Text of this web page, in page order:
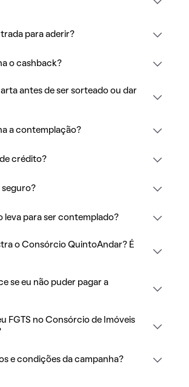
para aderir?
o cashback?
antes de ser sorteado ou dar
a contemplação?
crédito?
seguro?
leva para ser contemplado?
o Consórcio QuintoAndar? É
se eu não puder pagar a
FGTS no Consórcio de Imóveis
e condições da campanha?